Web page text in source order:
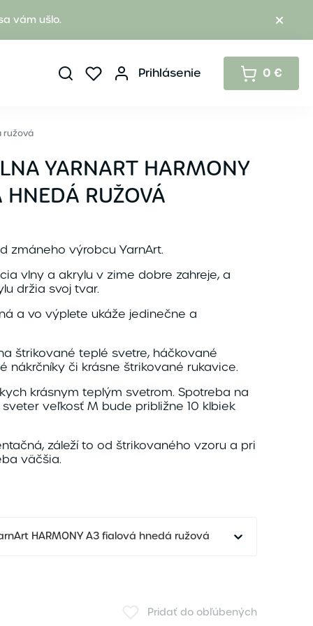
vám ušlo.
Prihlásenie 0 €
ružová
YARNART HARMONY
HNEDÁ RUŽOVÁ
zmáneho výrobcu YarnArt.
vlny a akrylu v zime dobre zahreje, a
držia svoj tvar.
a vo výplete ukáže jedinečne a
štrikované teplé svetre, háčkované
nákrčníky či krásne štrikované rukavice.
krásnym teplým svetrom. Spotreba na
veľkosť M bude približne 10 klbiek
záleží to od štrikovaného vzoru a pri
väčšia.
HARMONY A3 fialová hnedá ružová
Pridať do obľúbených